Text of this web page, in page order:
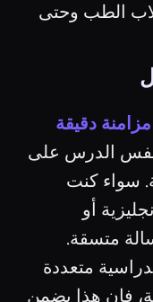
الطب وحتى
لغة مع مزامنة دقيقة
نفس الدرس على
سواء كنت
أو
متسقة.
متعددة
فإن هذا يضمن